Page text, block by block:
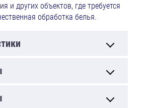
и других объектов, где требуется
обработка белья.